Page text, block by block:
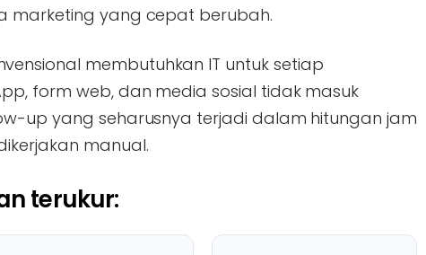
marketing yang cepat berubah.
membutuhkan IT untuk setiap
form web, dan media sosial tidak masuk
up yang seharusnya terjadi dalam hitungan jam
manual.
terukur: